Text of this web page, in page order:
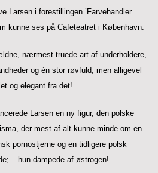
Larsen i forestillingen ’Farvehandler
kunne ses på Cafeteatret i København.
nærmest truede art af underholdere,
og én stor røvfuld, men alligevel
og elegant fra det!
Larsen en ny figur, den polske
der mest af alt kunne minde om en
pornostjerne og en tidligere polsk
– hun dampede af østrogen!